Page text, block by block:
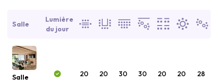
Salle
Lumière
du jour
Salle
20 20 30 30 20 20 28